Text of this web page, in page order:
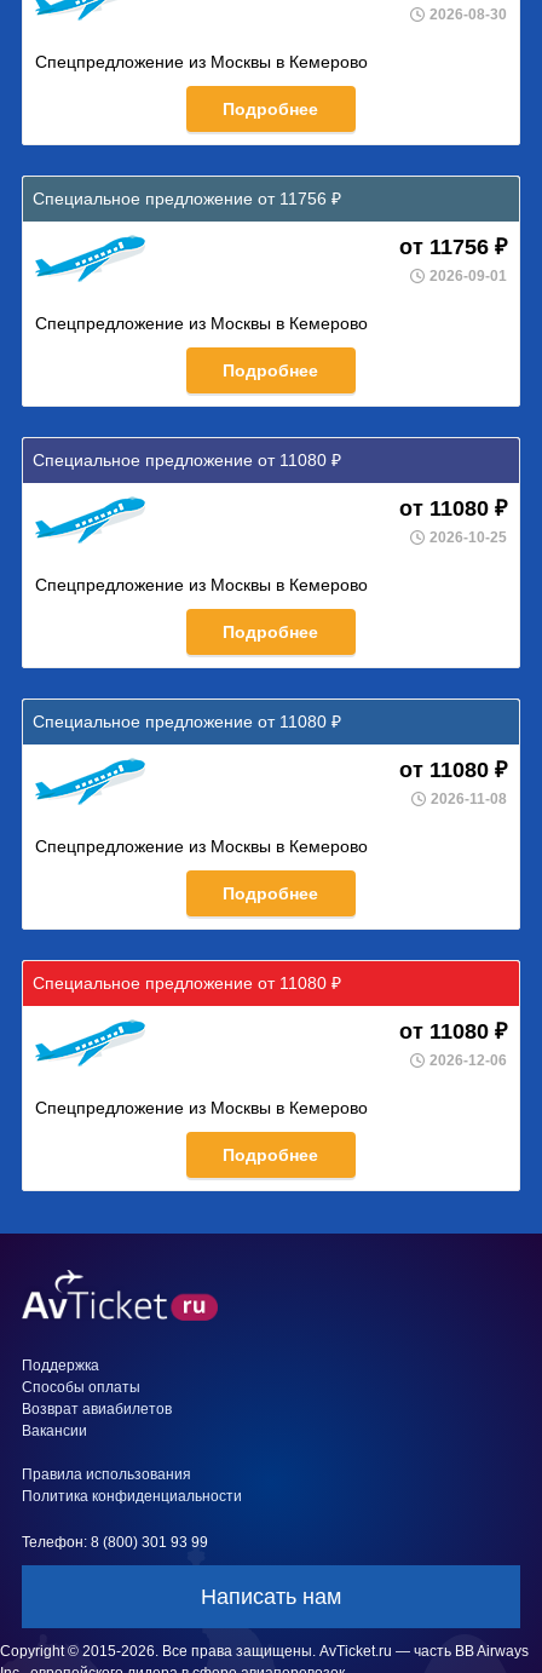
2026-08-30
Спецпредложение из Москвы в Кемерово
Подробнее
Специальное предложение от 11756 ₽
от 11756 ₽
2026-09-01
Спецпредложение из Москвы в Кемерово
Подробнее
Специальное предложение от 11080 ₽
от 11080 ₽
2026-10-25
Спецпредложение из Москвы в Кемерово
Подробнее
Специальное предложение от 11080 ₽
от 11080 ₽
2026-11-08
Спецпредложение из Москвы в Кемерово
Подробнее
Специальное предложение от 11080 ₽
от 11080 ₽
2026-12-06
Спецпредложение из Москвы в Кемерово
Подробнее
Поддержка
Способы оплаты
Возврат авиабилетов
Вакансии
Правила использования
Политика конфиденциальности
Телефон: 8 (800) 301 93 99
Написать нам
Copyright © 2015-2026. Все права защищены. AvTicket.ru — часть BB Airways